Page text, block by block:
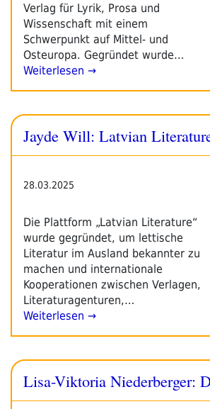
Verlag für Lyrik, Prosa und
Wissenschaft mit einem
Schwerpunkt auf Mittel- und
Osteuropa. Gegründet wurde…
Weiterlesen →
Jayde Will: Latvian
28.03.2025
Die Plattform „Latvian Literature“
wurde gegründet, um lettische
Literatur im Ausland bekannter zu
machen und internationale
Kooperationen zwischen Verlagen,
Literaturagenturen,…
Weiterlesen →
Lisa-Viktoria Niederberger: